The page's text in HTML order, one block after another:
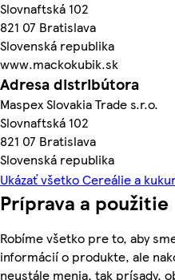
Slovnaftská 102
821 07 Bratislava
Slovenská republika
www.mackokubik.sk
Adresa distribútora
Maspex Slovakia Trade s.r.o.
Slovnaftská 102
821 07 Bratislava
Slovenská republika
Ukázať všetko Cereálie a
Príprava a použitie
Robíme všetko pre to, aby
informácií o produkte, ale
neustále menia, tak prísady,